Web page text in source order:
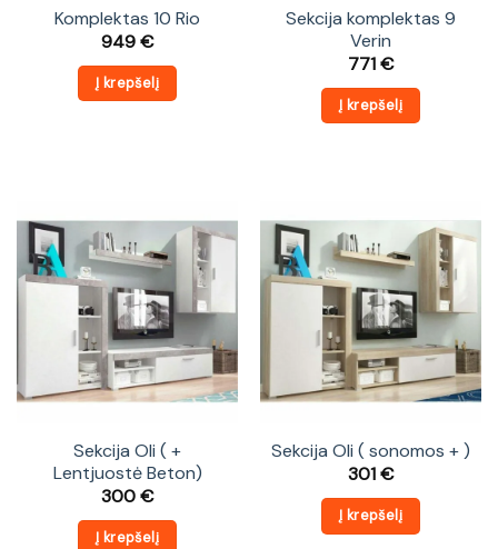
Komplektas 10 Rio
949€
Į krepšelį
Sekcija komplektas 9
Verin
771€
Į krepšelį
Sekcija Oli ( +
Lentjuostė Beton)
300€
Į krepšelį
Sekcija Oli ( sonomos + )
301€
Į krepšelį